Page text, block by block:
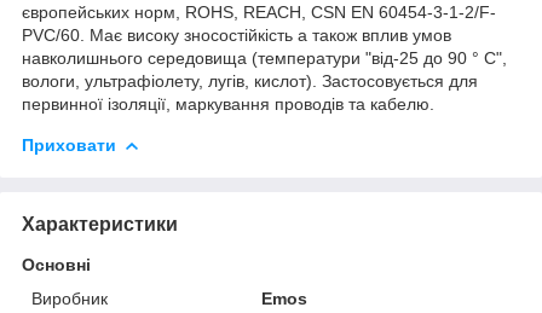
європейських норм, ROHS, REACH, CSN EN 60454-3-1-2/F-
PVC/60. Має високу зносостійкість а також вплив умов
навколишнього середовища (температури "від-25 до 90 ° C",
вологи, ультрафіолету, лугів, кислот). Застосовується для
первинної ізоляції, маркування проводів та кабелю.
Приховати
Характеристики
Основні
Виробник
Emos